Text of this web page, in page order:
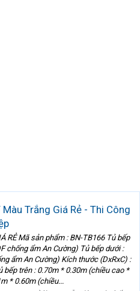
Màu Trắng Giá Rẻ - Thi Công
RẺ Mã sản phẩm : BN-TB166 Tủ bếp
chống ẩm An Cường) Tủ bếp dưới :
ẩm An Cường) Kích thước (DxRxC) :
bếp trên : 0.70m * 0.30m (chiều cao *
* 0.60m (chiều...